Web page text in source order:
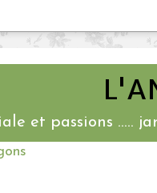
et passions .....